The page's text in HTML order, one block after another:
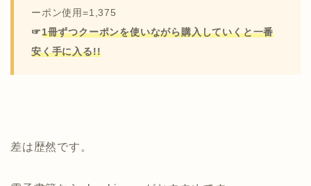
ーポン使用=1,375
☞1冊ずつクーポンを使いながら購入していくと一番
安く手に入る!!
差は歴然です。